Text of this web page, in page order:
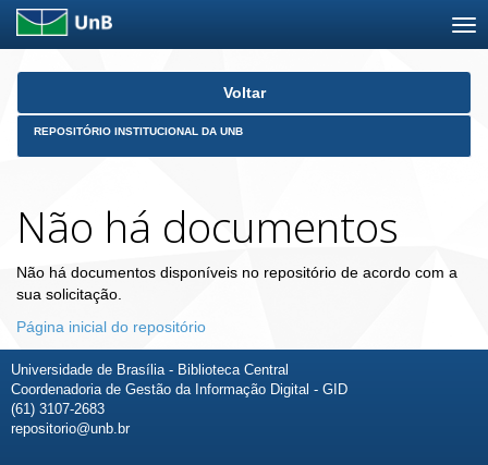
Skip
Voltar
REPOSITÓRIO INSTITUCIONAL DA UNB
Não há documentos
Não há documentos disponíveis no repositório de acordo com a
sua solicitação.
Página inicial do repositório
Universidade de Brasília - Biblioteca Central
Coordenadoria de Gestão da Informação Digital - GID
(61) 3107-2683
repositorio@unb.br